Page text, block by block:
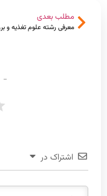
مطلب بعدی
اشتراک در